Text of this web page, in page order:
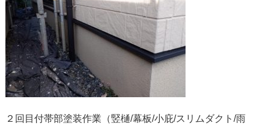
２回目付帯部塗装作業（竪樋/幕板/小庇/スリムダクト/雨